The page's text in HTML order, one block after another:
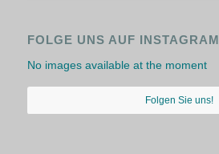
FOLGE UNS AUF INSTAGRAM
No images available at the moment
Folgen Sie uns!